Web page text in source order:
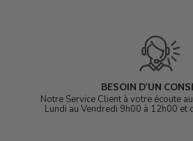
BESOIN D'UN
Notre Service Client à votre écoute
Lundi au Vendredi 9h00 à 12h00 et